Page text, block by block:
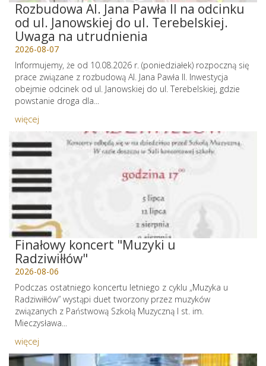
Rozbudowa Al. Jana Pawła II na odcinku
od ul. Janowskiej do ul. Terebelskiej.
Uwaga na utrudnienia
2026-08-07
Informujemy, że od 10.08.2026 r. (poniedziałek) rozpoczną się
prace związane z rozbudową Al. Jana Pawła II. Inwestycja
obejmie odcinek od ul. Janowskiej do ul. Terebelskiej, gdzie
powstanie droga dla...
więcej
Finałowy koncert "Muzyki u
Radziwiłłów"
2026-08-06
Podczas ostatniego koncertu letniego z cyklu „Muzyka u
Radziwiłłów” wystąpi duet tworzony przez muzyków
związanych z Państwową Szkołą Muzyczną I st. im.
Mieczysława...
więcej